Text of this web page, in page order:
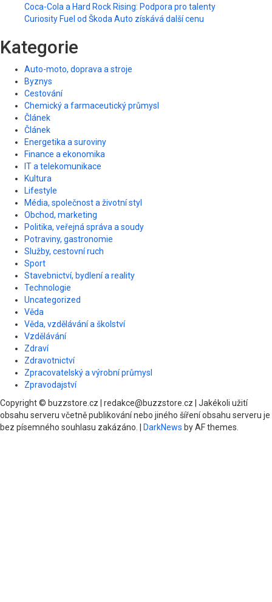
Coca-Cola a Hard Rock Rising: Podpora pro talenty
Curiosity Fuel od Škoda Auto získává další cenu
Kategorie
Auto-moto, doprava a stroje
Byznys
Cestování
Chemický a farmaceutický průmysl
Článek
Článek
Energetika a suroviny
Finance a ekonomika
IT a telekomunikace
Kultura
Lifestyle
Média, společnost a životní styl
Obchod, marketing
Politika, veřejná správa a soudy
Potraviny, gastronomie
Služby, cestovní ruch
Sport
Stavebnictví, bydlení a reality
Technologie
Uncategorized
Věda
Věda, vzdělávání a školství
Vzdělávání
Zdraví
Zdravotnictví
Zpracovatelský a výrobní průmysl
Zpravodajství
Copyright © buzzstore.cz | redakce@buzzstore.cz | Jakékoli užití
obsahu serveru včetně publikování nebo jiného šíření obsahu serveru je
bez písemného souhlasu zakázáno.
DarkNews by AF themes.